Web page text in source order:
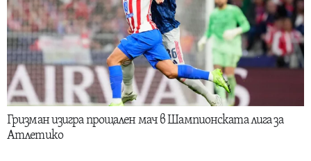
Гризман изигра прощален мач в Шампионската лига за
Атлетико